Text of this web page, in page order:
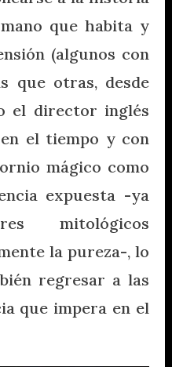
que habita y
(algunos con
que otras, desde
el director inglés
el tiempo y con
mágico como
expuesta -ya
mitológicos
la pureza-, lo
regresar a las
que impera en el